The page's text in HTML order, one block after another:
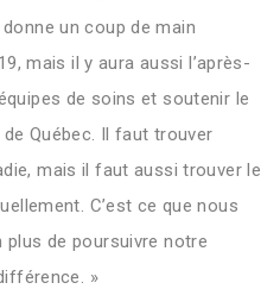
un coup de main
mais il y aura aussi l’après-
de soins et soutenir le
Québec. Il faut trouver
mais il faut aussi trouver le
C’est ce que nous
plus de poursuivre notre
»